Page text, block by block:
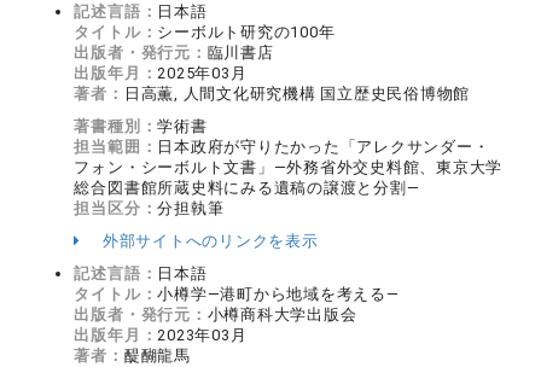
記述言語： 日本語
タイトル： シーボルト研究の100年
出版者・発行元： 臨川書店
出版年月：2025年03月
著者： 日高薫, 人間文化研究機構 国立歴史民俗博物館
著書種別：学術書
担当範囲： 日本政府が守りたかった「アレクサンダー・
フォン・シーボルト文書」―外務省外交史料館、東京大学
総合図書館所蔵史料にみる遺稿の譲渡と分割―
担当区分：分担執筆
外部サイトへのリンクを表示
記述言語： 日本語
タイトル：小樽学―港町から地域を考える―
出版者・発行元： 小樽商科大学出版会
出版年月：2023年03月
著者： 醍醐龍馬